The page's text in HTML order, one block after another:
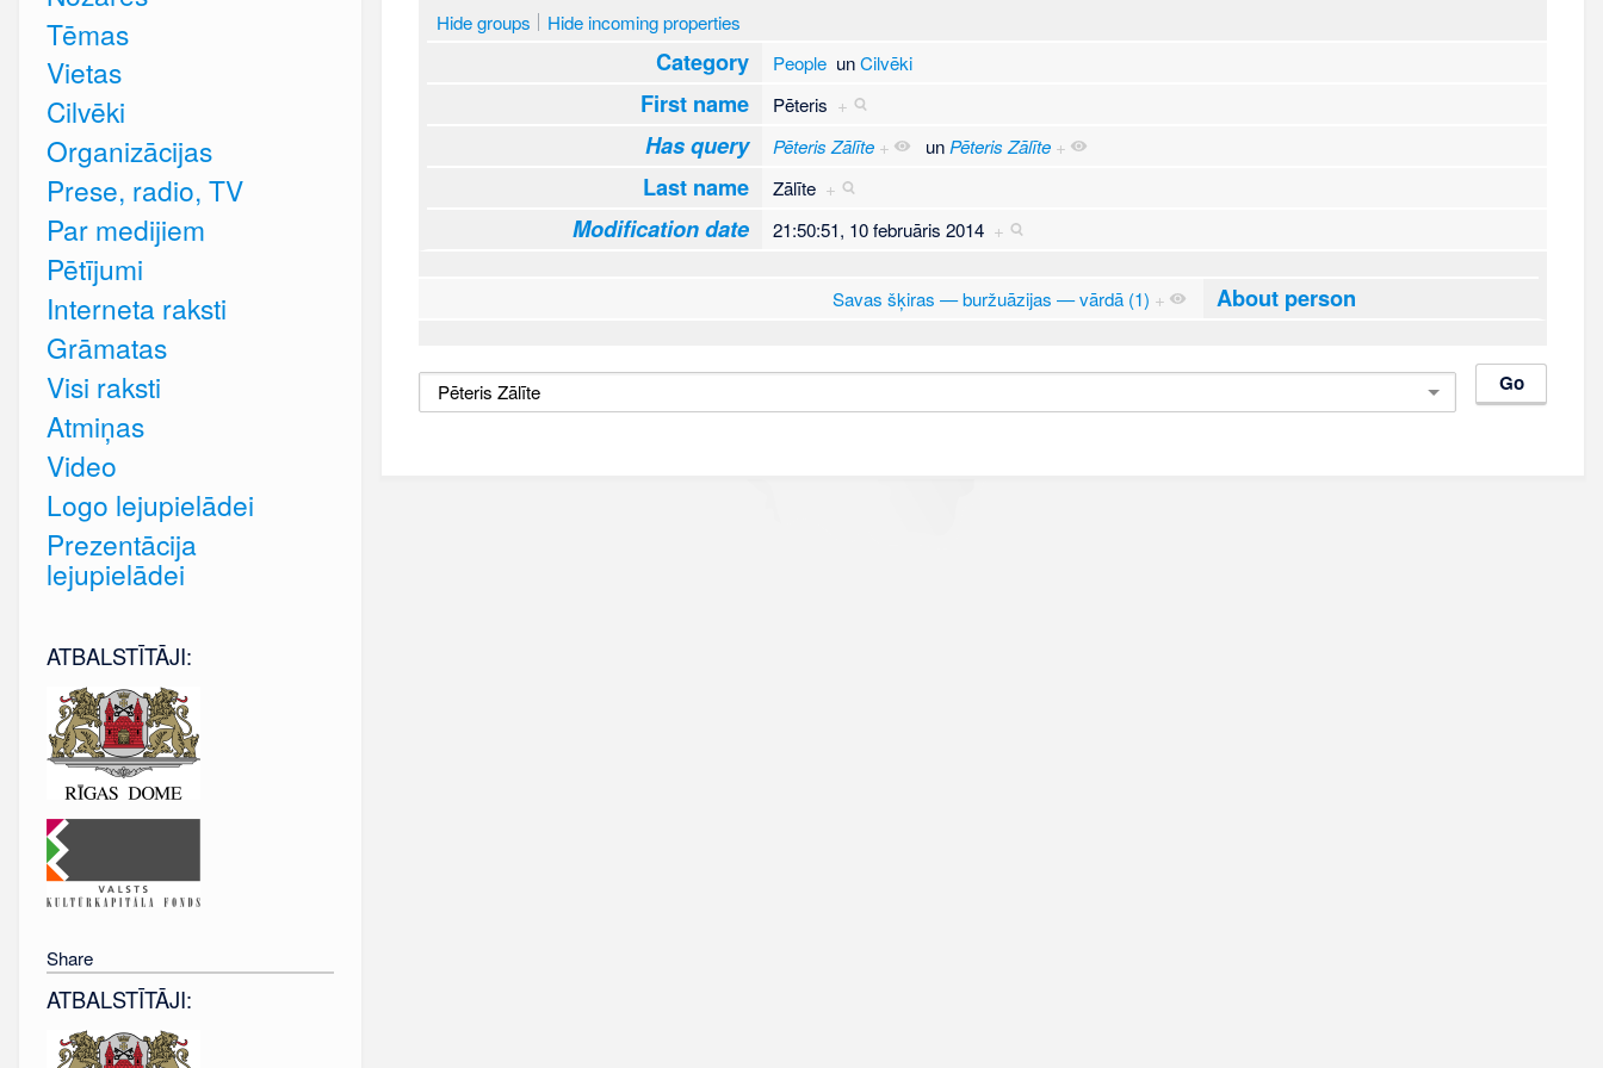
Hide groups Hide incoming properties
Category PeopleunCilvēki
First name Pēteris +
Has query Pēteris Zālīte + un Pēteris Zālīte +
Last name Zālīte +
Modification date 21:50:51, 10 februāris 2014 +
Savas šķiras — buržuāzijas — vārdā (1) + About person
Tēmas
Vietas
Cilvēki
Organizācijas
Prese, radio, TV
Par medijiem
Pētījumi
Interneta raksti
Grāmatas
Visi raksti
Atmiņas
Video
Logo lejupielādei
Prezentācija
lejupielādei
ATBALSTĪTĀJI:
Share
ATBALSTĪTĀJI: